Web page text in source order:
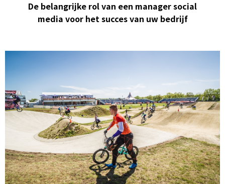
De belangrijke rol van een manager social
media voor het succes van uw bedrijf